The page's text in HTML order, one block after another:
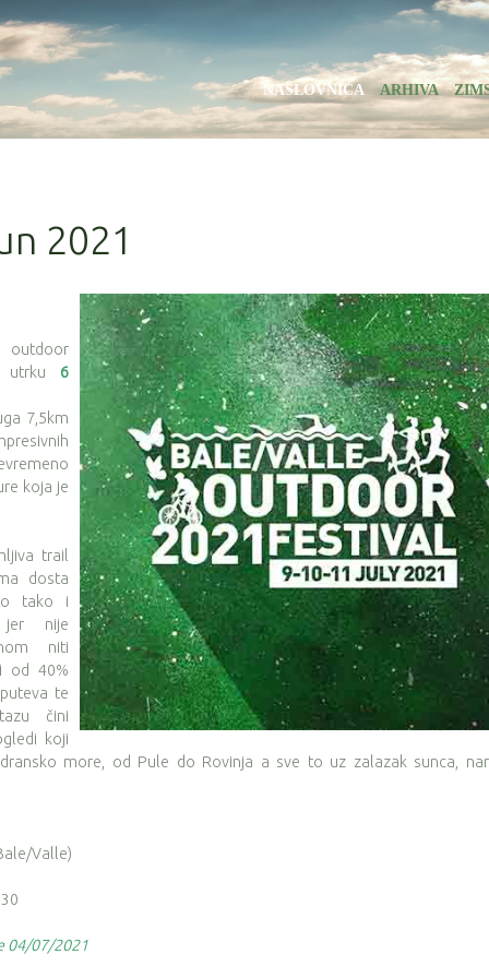
NASLOVNICA ARHIVA
2021
outdoor
utrku 6
7,5km
koja je
trail
dosta
tako i
jer nije
niti
od 40%
te
čini
koji
more, od Pule do Rovinja a sve to uz zalazak sunca,
Valle)
04/07/2021